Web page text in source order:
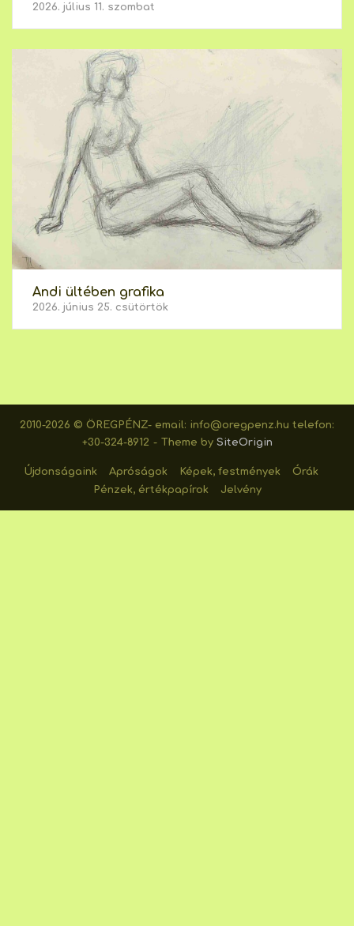
2026. július 11. szombat
Andi ültében grafika
2026. június 25. csütörtök
2010-2026 © ÖREGPÉNZ- email: info@oregpenz.hu telefon:
+30-324-8912
Theme by SiteOrigin
Újdonságaink Apróságok Képek, festmények
Órák
Pénzek, értékpapírok
Jelvény